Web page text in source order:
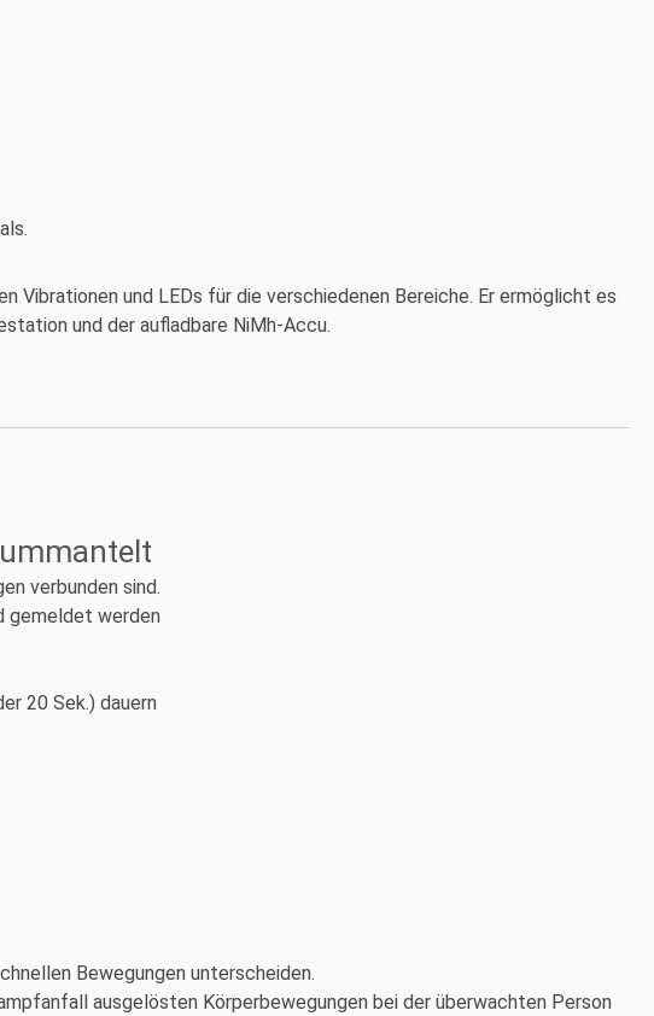
Vibrationen und LEDs für die verschiedenen Bereiche. Er ermöglicht es
und der aufladbare NiMh-Accu.
verbunden sind.
gemeldet werden
20 Sek.) dauern
Bewegungen unterscheiden.
ausgelösten Körperbewegungen bei der überwachten Person